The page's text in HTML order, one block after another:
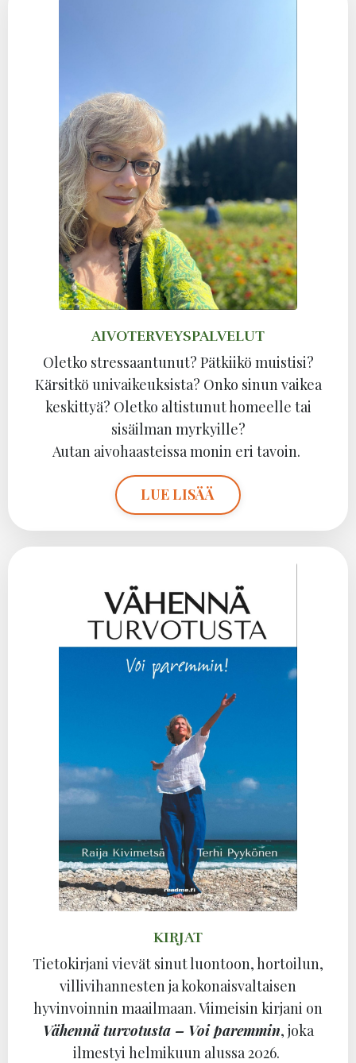
AIVOTERVEYSPALVELUT
Oletko stressaantunut? Pätkiikö muistisi?
Kärsitkö univaikeuksista? Onko sinun vaikea
keskittyä? Oletko altistunut homeelle tai
sisäilman myrkyille?
Autan aivohaasteissa monin eri tavoin.
LUE LISÄÄ
KIRJAT
Tietokirjani vievät sinut luontoon, hortoilun,
villivihannesten ja kokonaisvaltaisen
hyvinvoinnin maailmaan. Viimeisin kirjani on
Vähennä turvotusta – Voi paremmin, joka
ilmestyi helmikuun alussa 2026.